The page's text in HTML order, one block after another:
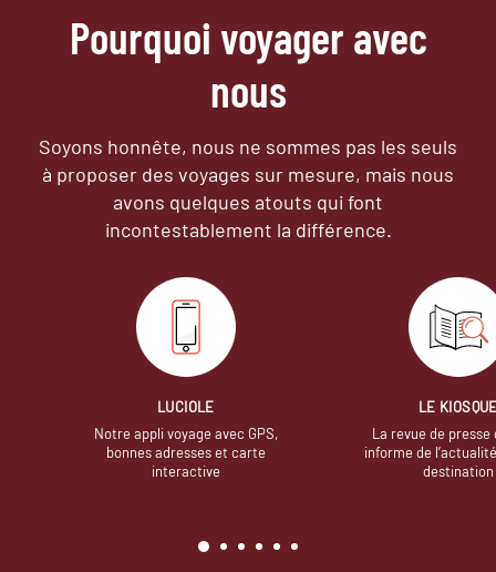
Pourquoi voyager avec
nous
Soyons honnête, nous ne sommes pas les seuls
à proposer des voyages sur mesure, mais nous
avons quelques atouts qui font
incontestablement la différence.
LUCIOLE
Notre appli voyage avec GPS,
bonnes adresses et carte
interactive
LE
La revue de presse
informe de
destination